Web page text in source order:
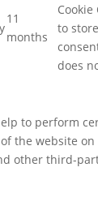
11
months
to
does
to perform
the website
other third-